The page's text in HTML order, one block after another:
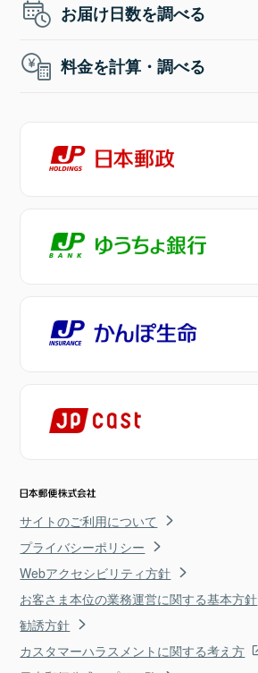
お届け日数を調べる
料金を計算・調べる
サイトのご利用について
プライバシーポリシー
Webアクセシビリティ方針
お客さま本位の業務運営に関する基本方針
勧誘方針
カスタマーハラスメントに関する考え方